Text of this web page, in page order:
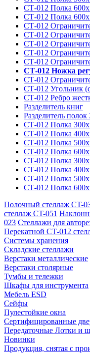
СТ-012 Полка
СТ-012 Полка
СТ-012
СТ-012
СТ-012
СТ-012
СТ-012
СТ-012 Ножка
СТ-012
СТ-012 Угольник
СТ-012 Ребро
Разделитель книг
Разделитель полок
СТ-012 Полка
СТ-012 Полка
СТ-012 Полка
СТ-012 Полка
СТ-012 Полка
СТ-012 Полка
СТ-012 Полка
СТ-012 Полка
Полочный стеллаж CT-
стеллаж CT-051
023 Стеллажи для
Перекатной СТ-012
Системы хранения
Складские стеллажи
Верстаки металлические
Верстаки столярные
Тумбы и тележки
Шкафы для инструмента
Мебель ESD
Сейфы
Пулестойкие окна
Сертифицированные
Передаточные Лотки и
Новинки
Продукция, снятая с